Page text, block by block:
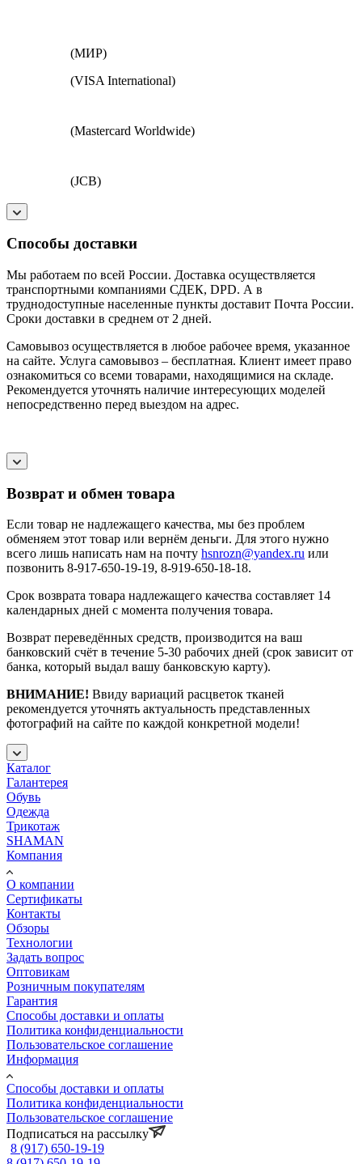
(МИР)
(VISA International)
(Mastercard Worldwide)
(JCB)
Способы доставки
Мы работаем по всей России. Доставка осуществляется
транспортными компаниями СДЕК, DPD. А в
труднодоступные населенные пункты доставит Почта России.
Сроки доставки в среднем от 2 дней.
Самовывоз осуществляется в любое рабочее время, указанное
на сайте. Услуга самовывоз – бесплатная. Клиент имеет право
ознакомиться со всеми товарами, находящимися на складе.
Рекомендуется уточнять наличие интересующих моделей
непосредственно перед выездом на адрес.
Возврат и обмен товара
Если товар не надлежащего качества, мы без проблем
обменяем этот товар или вернём деньги. Для этого нужно
всего лишь написать нам на почту hsnrozn@yandex.ru или
позвонить 8-917-650-19-19, 8-919-650-18-18.
Срок возврата товара надлежащего качества составляет 14
календарных дней с момента получения товара.
Возврат переведённых средств, производится на ваш
банковский счёт в течение 5-30 рабочих дней (срок зависит от
банка, который выдал вашу банковскую карту).
ВНИМАНИЕ! Ввиду вариаций расцветок тканей
рекомендуется уточнять актуальность представленных
фотографий на сайте по каждой конкретной модели!
Каталог
Галантерея
Обувь
Одежда
Трикотаж
SHAMAN
Компания
О компании
Сертификаты
Контакты
Обзоры
Технологии
Задать вопрос
Оптовикам
Розничным покупателям
Гарантия
Способы доставки и оплаты
Политика конфиденциальности
Пользовательское соглашение
Информация
Способы доставки и оплаты
Политика конфиденциальности
Пользовательское соглашение
Подписаться на рассылку
8 (917) 650-19-19